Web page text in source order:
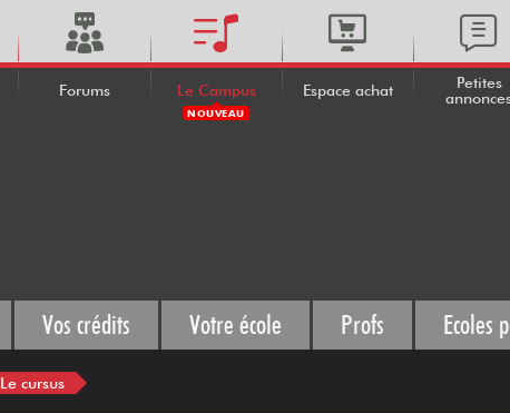
Forums Le Campus
NOUVEAU
Espace achat
Petites
Vos crédits Votre école Profs Ecoles
Le cursus